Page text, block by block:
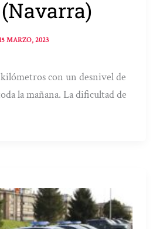
MARZO, 2023
con un desnivel de
la mañana. La dificultad de